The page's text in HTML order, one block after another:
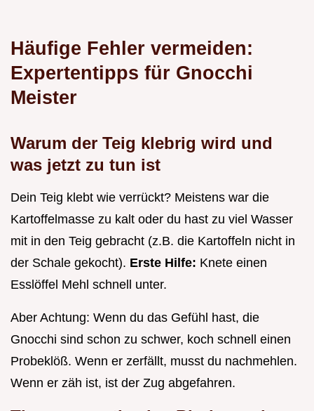
Häufige Fehler vermeiden:
Expertentipps für Gnocchi
Meister
Warum der Teig klebrig wird und
was jetzt zu tun ist
Dein Teig klebt wie verrückt? Meistens war die
Kartoffelmasse zu kalt oder du hast zu viel Wasser
mit in den Teig gebracht (z.B. die Kartoffeln nicht in
der Schale gekocht). Erste Hilfe: Knete einen
Esslöffel Mehl schnell unter.
Aber Achtung: Wenn du das Gefühl hast, die
Gnocchi sind schon zu schwer, koch schnell einen
Probeklöß. Wenn er zerfällt, musst du nachmehlen.
Wenn er zäh ist, ist der Zug abgefahren.